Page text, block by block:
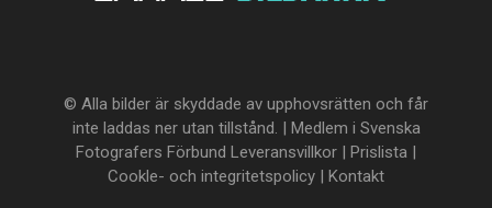
© Alla bilder är skyddade av upphovsrätten och får
inte laddas ner utan tillstånd. | Medlem i Svenska
Fotografers Förbund Leveransvillkor | Prislista |
Cookle- och integritetspolicy | Kontakt